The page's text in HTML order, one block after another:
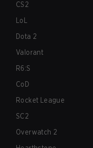
CS2
LoL
Dota 2
Valorant
R6:S
CoD
Rocket League
SC2
Overwatch 2